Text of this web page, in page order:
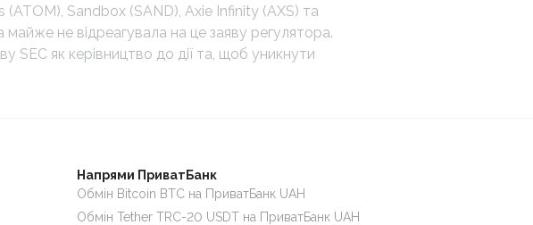
Sandbox (SAND), Axie Infinity (AXS) та
не відреагувала на це заяву регулятора.
SEC як керівництво до дії та, щоб уникнути
Напрями ПриватБанк
Обмін Bitcoin BTC на ПриватБанк UAH
Обмін Tether TRC-20 USDT на ПриватБанк UAH